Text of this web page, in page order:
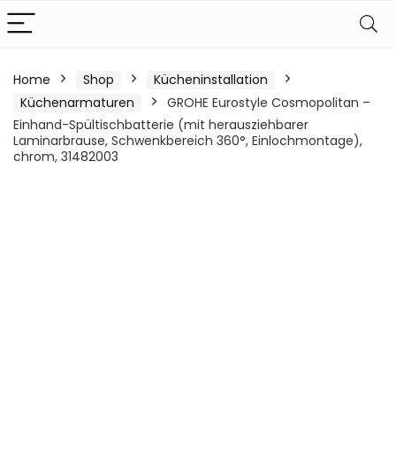
Home Shop
Kücheninstallation
Küchenarmaturen
GROHE Eurostyle Cosmopolitan –
Einhand-Spültischbatterie (mit herausziehbarer
Laminarbrause, Schwenkbereich 360°, Einlochmontage),
chrom, 31482003